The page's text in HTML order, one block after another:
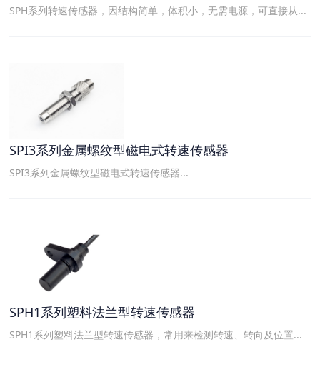
SPH系列转速传感器，因结构简单，体积小，无需电源，可直接从...
SPI3系列金属螺纹型磁电式转速传感器
SPI3系列金属螺纹型磁电式转速传感器...
SPH1系列塑料法兰型转速传感器
SPH1系列塑料法兰型转速传感器，常用来检测转速、转向及位置...